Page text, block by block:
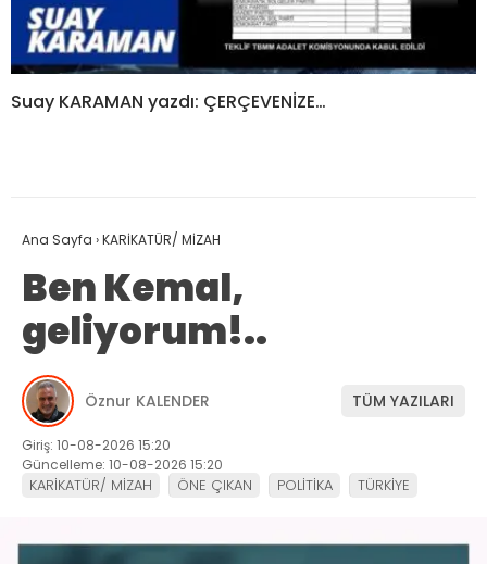
Suay KARAMAN yazdı: ÇERÇEVENİZE…
Ana Sayfa ›KARİKATÜR/ MİZAH
Ben Kemal,
geliyorum!..
Öznur KALENDER TÜM YAZILARI
Giriş: 10-08-2026 15:20
Güncelleme: 10-08-2026 15:20
KARİKATÜR/ MİZAH ÖNE ÇIKAN POLİTİKA TÜRKİYE